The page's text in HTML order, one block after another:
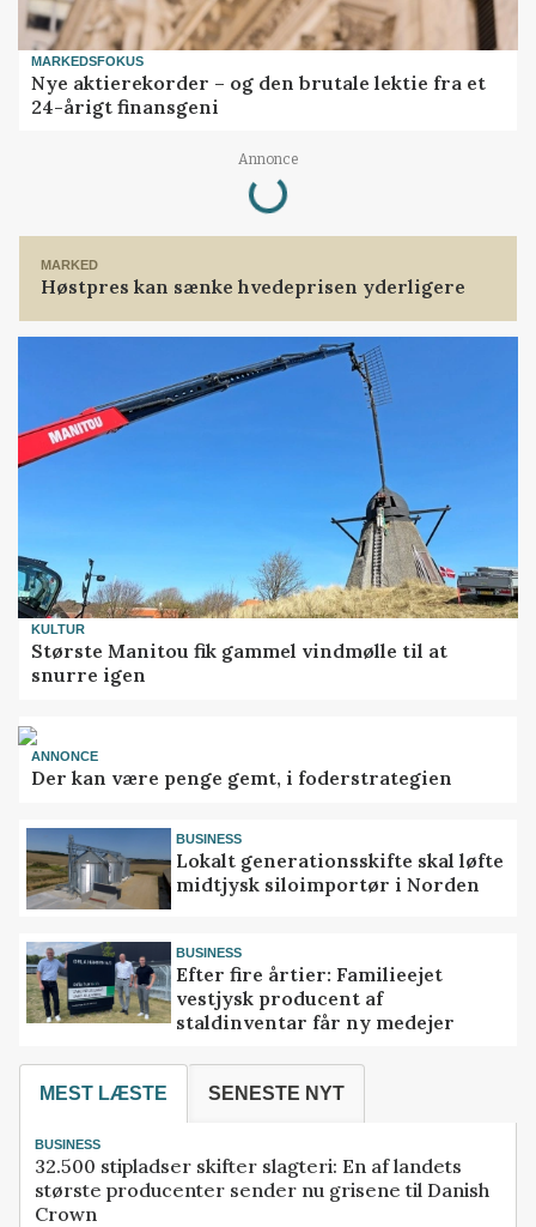
MARKEDSFOKUS
Nye aktierekorder – og den brutale lektie fra et
24-årigt finansgeni
Annonce
Loading...
MARKED
Høstpres kan sænke hvedeprisen yderligere
KULTUR
Største Manitou fik gammel vindmølle til at
snurre igen
ANNONCE
Der kan være penge gemt, i foderstrategien
BUSINESS
Lokalt generationsskifte skal løfte
midtjysk siloimportør i Norden
BUSINESS
Efter fire årtier: Familieejet
vestjysk producent af
staldinventar får ny medejer
MEST LÆSTE SENESTE NYT
BUSINESS
32.500 stipladser skifter slagteri: En af landets
største producenter sender nu grisene til Danish
Crown